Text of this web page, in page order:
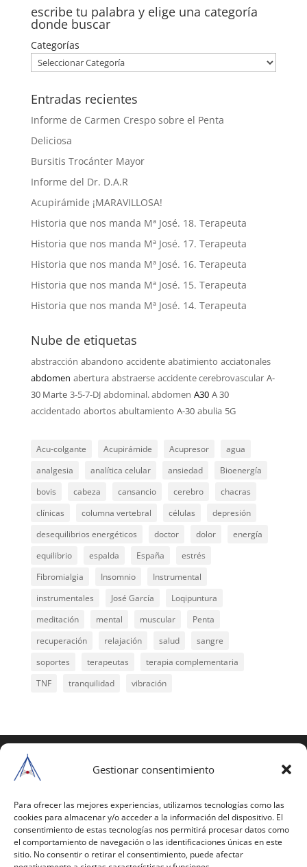
Gestionar consentimiento
Para ofrecer las mejores experiencias, utilizamos tecnologías como las
cookies para almacenar y/o acceder a la información del dispositivo. El
consentimiento de estas tecnologías nos permitirá procesar datos como
el comportamiento de navegación o las identificaciones únicas en este
sitio. No consentir o retirar el consentimiento, puede afectar
escribe tu palabra y elige una categoría
donde buscar
Categorías
Entradas recientes
Informe de Carmen Crespo sobre el Penta
Deliciosa
Bursitis Trocánter Mayor
Informe del Dr. D.A.R
Acupirámide ¡MARAVILLOSA!
Historia que nos manda Mª José. 18. Terapeuta
Historia que nos manda Mª José. 17. Terapeuta
Historia que nos manda Mª José. 16. Terapeuta
Historia que nos manda Mª José. 15. Terapeuta
Historia que nos manda Mª José. 14. Terapeuta
Nube de etiquetas
abstracción abandono accidente abatimiento acciatonales
abdomen abertura abstraerse accidente cerebrovascular A-
30 Marte 3-5-7-DJ abdominal. abdomen A30 A 30
accidentado abortos abultamiento A-30 abulia 5G
Acu-colgante Acupirámide Acupresor
agua
analgesia
analítica celular ansiedad
Bioenergía
bovis
cabeza cansancio cerebro
chacras
clínicas
columna vertebral células
depresión
desequilibrios energéticos
doctor dolor
energía
equilibrio
espalda España
estrés
Fibromialgia
Insomnio
Instrumental
instrumentales
José García
Loqipuntura
meditación
mental muscular
Penta
recuperación
relajación salud
sangre
soportes
terapeutas
terapia complementaria
TNF
tranquilidad vibración
reservados
estas páginas o parte de ellas, necesita pedir
autorización por escrito a Mario Gil Sánchez.
Todos los instrumentales están PATENTADOS.